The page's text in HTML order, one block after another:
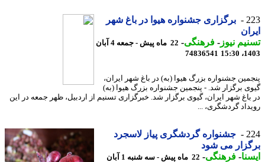
برگزاری جشنواره هیوا در باغ شهر
نیوز-فرهنگی-
22 ماه پیش - جمعه 4 آبان
74836541
جشنواره بزرگ هیوا (به) در باغ شهر ایران،
برگزار شد. - پنجمین جشنواره بزرگ هیوا (به)
شهر ایران، گیوی برگزار شد. خبرگزاری تسنیم از اردبیل، ظهر جمعه در این
گردشگری، ...
جشنواره گردشگری پیاز لاسجرد
می شود
-فرهنگی-
22 ماه پیش - سه شنبه 1 آبان